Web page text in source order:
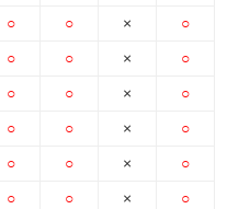
○
○
○
○
○
○
○
○
○
○
○
○
×
×
×
×
×
×
○
○
○
○
○
○